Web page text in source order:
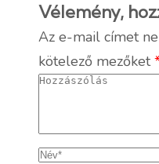
Vélemény,
Az e-mail címet
kötelező mezőket